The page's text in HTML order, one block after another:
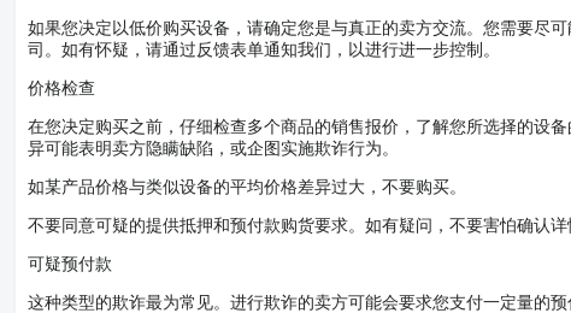
如果您决定以低价购买设备，请确定您是与真正的卖方交流。您需要尽
司。如有怀疑，请通过反馈表单通知我们，以进行进一步控制。
价格检查
在您决定购买之前，仔细检查多个商品的销售报价，了解您所选择的设
异可能表明卖方隐瞒缺陷，或企图实施欺诈行为。
如某产品价格与类似设备的平均价格差异过大，不要购买。
不要同意可疑的提供抵押和预付款购货要求。如有疑问，不要害怕确认
可疑预付款
这种类型的欺诈最为常见。进行欺诈的卖方可能会要求您支付一定量的